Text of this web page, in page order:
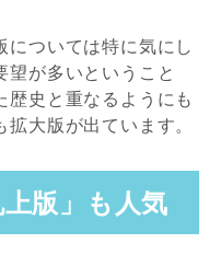
ついては特に気にし
望が多いということ
歴史と重なるようにも
大版が出ています。
版」も人気